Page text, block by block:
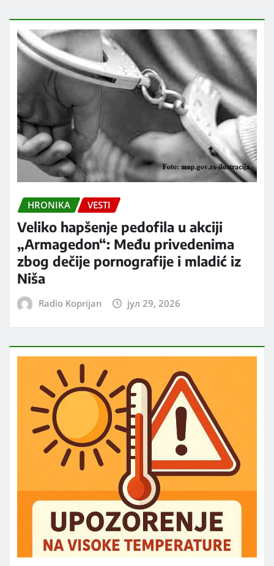
HRONIKA VESTI
Veliko hapšenje pedofila u akciji
„Armagedon“: Među privedenima
zbog dečije pornografije i mladić iz
Niša
Radio Koprijan јул 29, 2026